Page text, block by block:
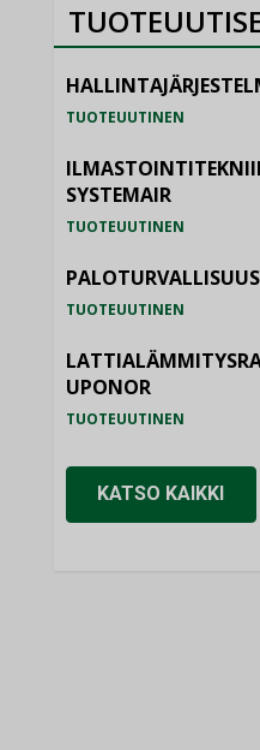
TUOTEUUTINEN
SYSTEMAIR
TUOTEUUTINEN
TUOTEUUTINEN
UPONOR
TUOTEUUTINEN
KATSO KAIKKI